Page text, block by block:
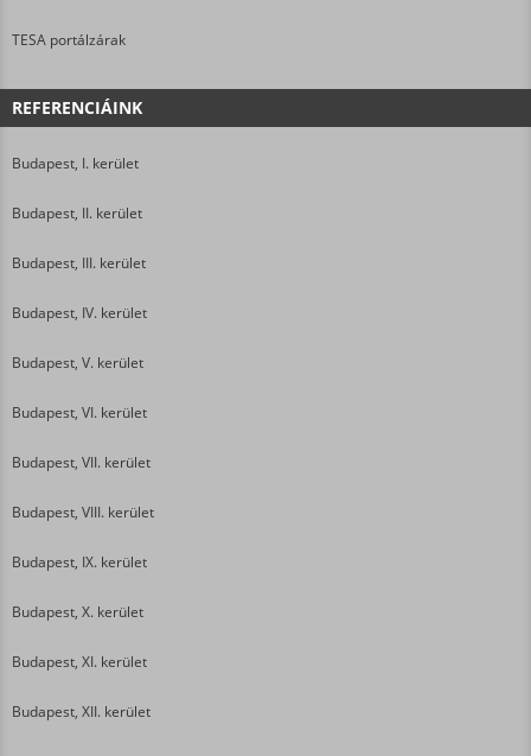
TESA portálzárak
REFERENCIÁINK
Budapest, I. kerület
Budapest, II. kerület
Budapest, III. kerület
Budapest, IV. kerület
Budapest, V. kerület
Budapest, VI. kerület
Budapest, VII. kerület
Budapest, VIII. kerület
Budapest, IX. kerület
Budapest, X. kerület
Budapest, XI. kerület
Budapest, XII. kerület